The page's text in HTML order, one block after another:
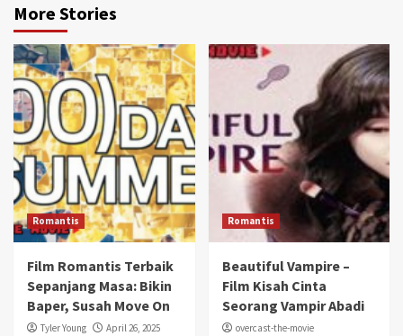
More Stories
Romantis
Film Romantis Terbaik
Sepanjang Masa: Bikin
Baper, Susah Move On
Tyler Young April 26, 2025
Romantis
Beautiful Vampire –
Film Kisah Cinta
Seorang Vampir Abadi
overcast-the-movie